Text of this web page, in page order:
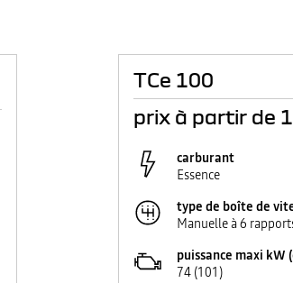
TCe 100
prix à partir de
carburant
Essence
type de boîte de
Manuelle à 6
puissance maxi kW
74 (101)